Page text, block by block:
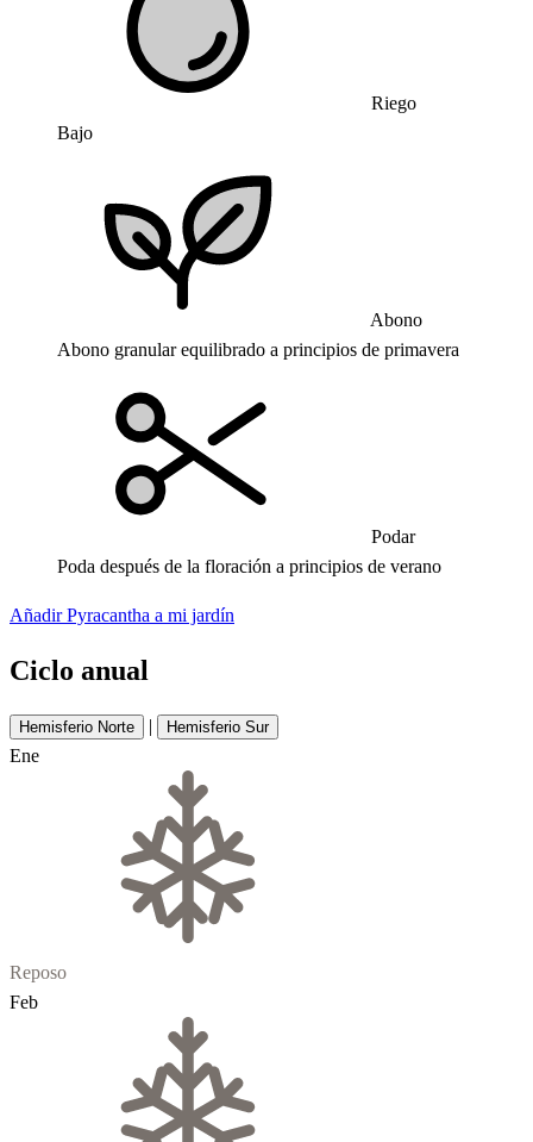
Riego
Bajo
Abono
Abono granular equilibrado a principios de primavera
Podar
Poda después de la floración a principios de verano
Añadir Pyracantha a mi jardín
Ciclo anual
Hemisferio Norte | Hemisferio Sur
Ene
Reposo
Feb